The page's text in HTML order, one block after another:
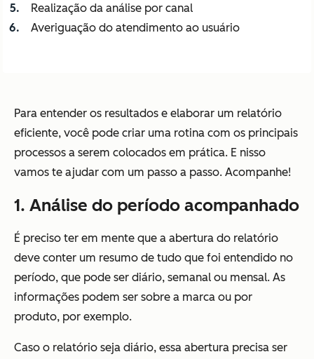
Realização da análise por canal
Averiguação do atendimento ao usuário
Para entender os resultados e elaborar um relatório
eficiente, você pode criar uma rotina com os principais
processos a serem colocados em prática. E nisso
vamos te ajudar com um passo a passo. Acompanhe!
1. Análise do período acompanhado
É preciso ter em mente que a abertura do relatório
deve conter um resumo de tudo que foi entendido no
período, que pode ser diário, semanal ou mensal. As
informações podem ser sobre a marca ou por
produto, por exemplo.
Caso o relatório seja diário, essa abertura precisa ser